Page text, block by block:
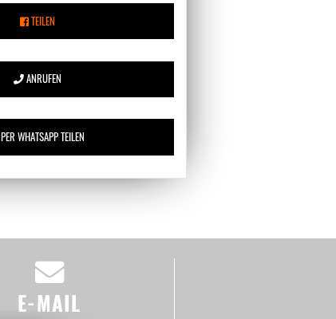
TEILEN
ANRUFEN
PER WHATSAPP TEILEN
E-MAIL